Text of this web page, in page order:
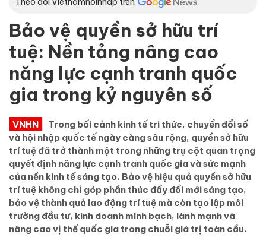
Bảo vệ quyền sở hữu trí
tuệ: Nền tảng nâng cao
năng lực cạnh tranh quốc
gia trong kỷ nguyên số
VNHN
Trong bối cảnh kinh tế tri thức, chuyển đổi số
và hội nhập quốc tế ngày càng sâu rộng, quyền sở hữu
trí tuệ đã trở thành một trong những trụ cột quan trọng
quyết định năng lực cạnh tranh quốc gia và sức mạnh
của nền kinh tế sáng tạo. Bảo vệ hiệu quả quyền sở hữu
trí tuệ không chỉ góp phần thúc đẩy đổi mới sáng tạo,
bảo vệ thành quả lao động trí tuệ mà còn tạo lập môi
trường đầu tư, kinh doanh minh bạch, lành mạnh và
nâng cao vị thế quốc gia trong chuỗi giá trị toàn cầu.